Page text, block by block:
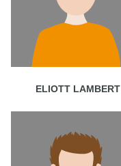
ELIOTT LAMBERT